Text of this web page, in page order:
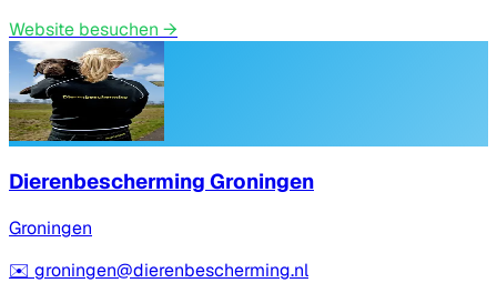
Website besuchen →
Dierenbescherming Groningen
Groningen
✉️ groningen@dierenbescherming.nl